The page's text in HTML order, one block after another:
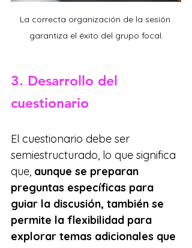
La correcta organización de la sesión
garantiza el éxito del grupo focal.
3. Desarrollo del
cuestionario
El cuestionario debe ser
semiestructurado, lo que significa
que, aunque se preparan
preguntas específicas para
guiar la discusión, también se
permite la flexibilidad para
explorar temas adicionales que